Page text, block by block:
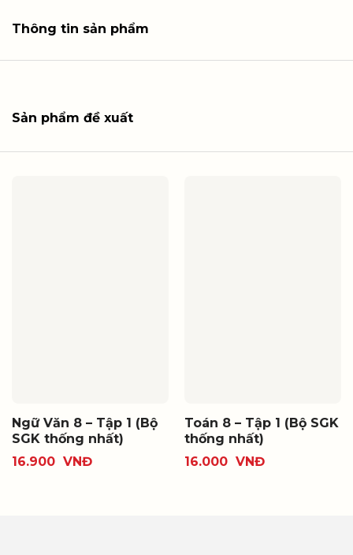
Thông tin sản phẩm
Sản phẩm đề xuất
Ngữ Văn 8 – Tập 1 (Bộ
SGK thống nhất)
16.900 VNĐ
Toán 8 – Tập 1 (Bộ SGK
thống nhất)
16.000 VNĐ